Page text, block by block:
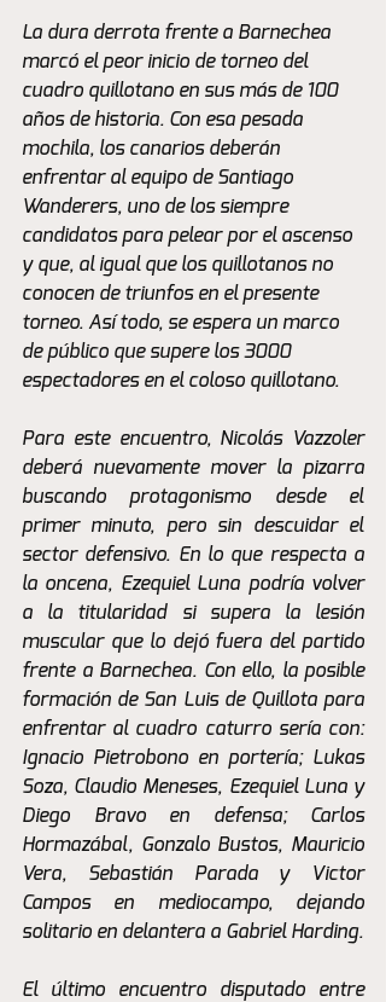
La dura derrota frente a Barnechea
marcó el peor inicio de torneo del
cuadro quillotano en sus más de 100
años de historia. Con esa pesada
mochila, los canarios deberán
enfrentar al equipo de Santiago
Wanderers, uno de los siempre
candidatos para pelear por el ascenso
y que, al igual que los quillotanos no
conocen de triunfos en el presente
torneo. Así todo, se espera un marco
de público que supere los 3000
espectadores en el coloso quillotano.
Para este encuentro, Nicolás Vazzoler
deberá nuevamente mover la pizarra
buscando protagonismo desde el
primer minuto, pero sin descuidar el
sector defensivo. En lo que respecta a
la oncena, Ezequiel Luna podría volver
a la titularidad si supera la lesión
muscular que lo dejó fuera del partido
frente a Barnechea. Con ello, la posible
formación de San Luis de Quillota para
enfrentar al cuadro caturro sería con:
Ignacio Pietrobono en portería; Lukas
Soza, Claudio Meneses, Ezequiel Luna y
Diego Bravo en defensa; Carlos
Hormazábal, Gonzalo Bustos, Mauricio
Vera, Sebastián Parada y Victor
Campos en mediocampo, dejando
solitario en delantera a Gabriel Harding.
El último encuentro disputado entre